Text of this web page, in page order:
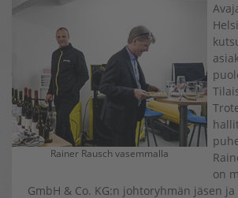
Rainer Rausch vasemmalla
on
GmbH & Co. KG:n johtoryhmän jäsen